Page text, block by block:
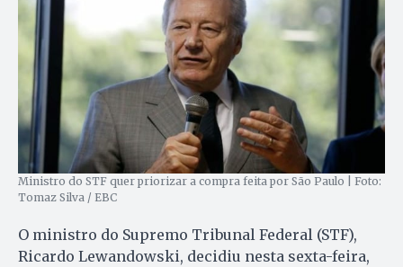
Ministro do STF quer priorizar a compra feita por São Paulo | Foto:
Tomaz Silva / EBC
O ministro do Supremo Tribunal Federal (STF),
Ricardo Lewandowski, decidiu nesta sexta-feira,